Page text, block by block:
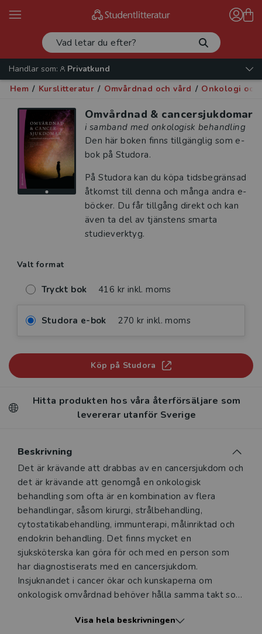
Handlar som:
Privatkund
Hem / Kurslitteratur / Omvårdnad och vård / Onkologi
Omvårdnad & cancersjukdomar
i samband med onkologisk behandling
Den här boken finns tillgänglig som e-
bok på Studora.
På Studora kan du köpa tidsbegränsad
åtkomst till denna och många andra e-
böcker. Du får tillgång direkt och kan
även ta del av tjänstens smarta
studieverktyg.
Valt format
Tryckt bok 416 kr inkl. moms
Studora e-bok 270 kr inkl. moms
Köp på Studora
Hitta produkten hos våra återförsäljare som
levererar utanför Sverige
Beskrivning
Beskrivning
Det är krävande att drabbas av en cancersjukdom och
det är krävande att genomgå en onkologisk
behandling som ofta är en kombination av flera
behandlingar, såsom kirurgi, strålbehandling,
cytostatikabehandling, immunterapi, målinriktad och
endokrin behandling. Det finns mycket en
sjuksköterska kan göra för och med en person som
har diagnostiserats med en cancersjukdom.
Insjuknandet i cancer ökar och kunskaperna om
onkologisk omvårdnad behöver hålla samma takt som
behandlingen och strålbehandling.
Visa hela beskrivningen